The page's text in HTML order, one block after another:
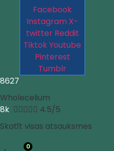
Facebook
Instagram X-
twitter Reddit
TiktokYoutube
Pinterest
Tumblr
8627
Wholecelium
8k  4.5/5
Skatīt visas atsauksmes
0